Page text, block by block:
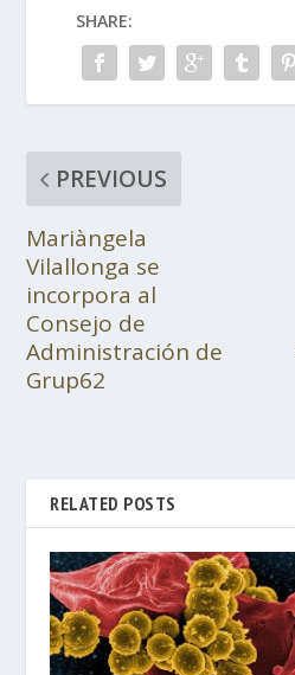
SHARE:
PREVIOUS
Mariàngela
Vilallonga se
incorpora al
Consejo de
Administración de
Grup62
RELATED POSTS